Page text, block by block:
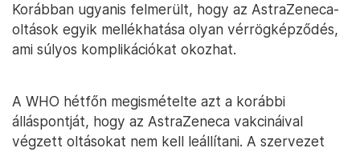
Korábban ugyanis felmerült, hogy az AstraZeneca-
oltások egyik mellékhatása olyan vérrögképződés,
ami súlyos komplikációkat okozhat.
A WHO hétfőn megismételte azt a korábbi
álláspontját, hogy az AstraZeneca vakcináival
végzett oltásokat nem kell leállítani. A szervezet